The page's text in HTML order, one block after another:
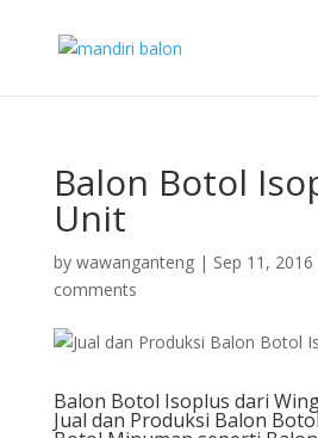
Balon Botol
Unit
by wawanganteng| Sep 11, 2016
comments
Balon Botol Isoplus dari
Jual dan Produksi Balon